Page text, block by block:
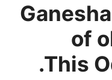
of
.This